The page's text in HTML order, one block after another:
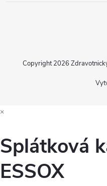
Copyright 2026
×
Splátková
ESSOX